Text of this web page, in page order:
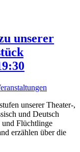
unserer
unserer Theater-,
und Deutsch
und Flüchtlinge
erzählen über die